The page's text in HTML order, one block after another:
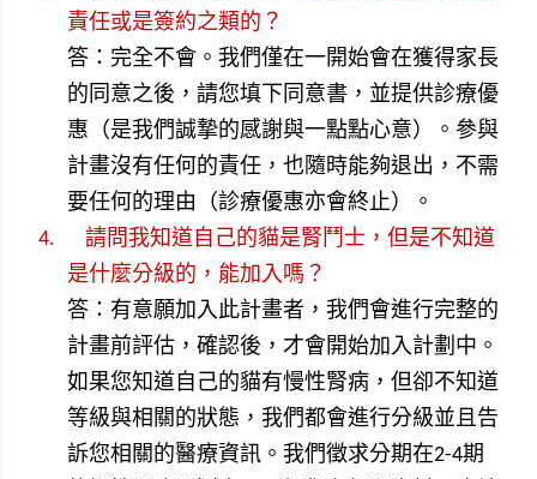
責任或是簽約之類的？
答：完全不會。我們僅在一開始會在獲得家長
的同意之後，請您填下同意書，並提供診療優
惠（是我們誠摯的感謝與一點點心意）。參與
計畫沒有任何的責任，也隨時能夠退出，不需
要任何的理由（診療優惠亦會終止）。
4.
請問我知道自己的貓是腎鬥士，但是不知道
是什麼分級的，能加入嗎？
答：有意願加入此計畫者，我們會進行完整的
計畫前評估，確認後，才會開始加入計劃中。
如果您知道自己的貓有慢性腎病，但卻不知道
等級與相關的狀態，我們都會進行分級並且告
訴您相關的醫療資訊。我們徵求分期在2-4期